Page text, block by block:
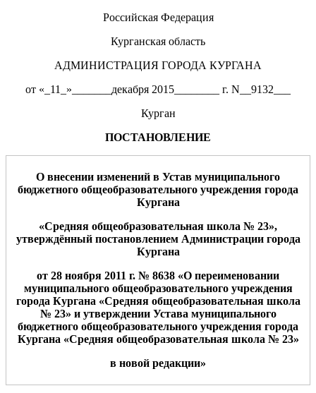
Российская Федерация
Курганская область
АДМИНИСТРАЦИЯ ГОРОДА КУРГАНА
от «_11_»_______декабря 2015________ г. N__9132___
Курган
ПОСТАНОВЛЕНИЕ
О внесении изменений в Устав муниципального
бюджетного общеобразовательного учреждения города
Кургана
«Средняя общеобразовательная школа № 23»,
утверждённый постановлением Администрации города
Кургана
от 28 ноября 2011 г. № 8638 «О переименовании
муниципального общеобразовательного учреждения
города Кургана «Средняя общеобразовательная школа
№ 23» и утверждении Устава муниципального
бюджетного общеобразовательного учреждения города
Кургана «Средняя общеобразовательная школа № 23»
в новой редакции»